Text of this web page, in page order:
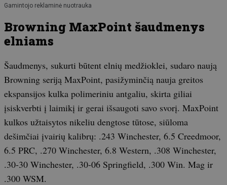
Gamintojo reklaminė nuotrauka
Browning MaxPoint šaudmenys
elniams
Šaudmenys, sukurti būtent elnių medžioklei, sudaro naują
Browning seriją MaxPoint, pasižyminčią nauja greitos
ekspansijos kulka polimeriniu antgaliu, skirta giliai
įsiskverbti į laimikį ir gerai išsaugoti savo svorį. MaxPoint
kulkos užtaisytos nikeliu dengtose tūtose, siūloma
dešimčiai įvairių kalibrų: .243 Winchester, 6.5 Creedmoor,
6.5 PRC, .270 Winchester, 6.8 Western, .308 Winchester,
.30-30 Winchester, .30-06 Springfield, .300 Win. Mag ir
.300 WSM.